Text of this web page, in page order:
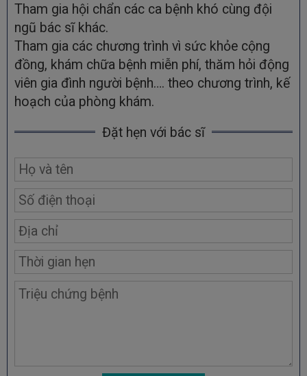
Tham gia hội chẩn các ca bệnh khó cùng đội
ngũ bác sĩ khác.
Tham gia các chương trình vì sức khỏe cộng
đồng, khám chữa bệnh miễn phí, thăm hỏi động
viên gia đình người bệnh…. theo chương trình, kế
hoạch của phòng khám.
Đặt hẹn với bác sĩ